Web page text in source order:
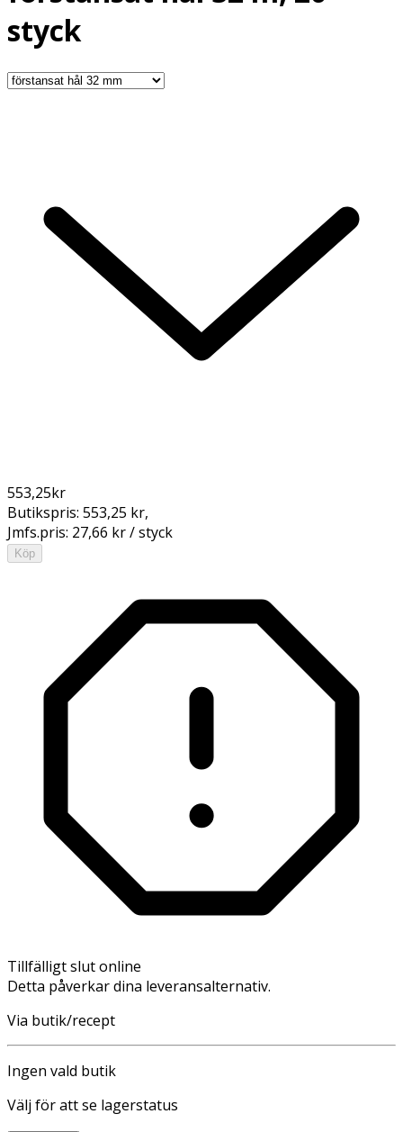
styck
553,25kr
Butikspris: 553,25 kr,
Jmfs.pris: 27,66 kr / styck
Köp
Tillfälligt slut online
Detta påverkar dina leveransalternativ.
Via butik/recept
Ingen vald butik
Välj för att se lagerstatus